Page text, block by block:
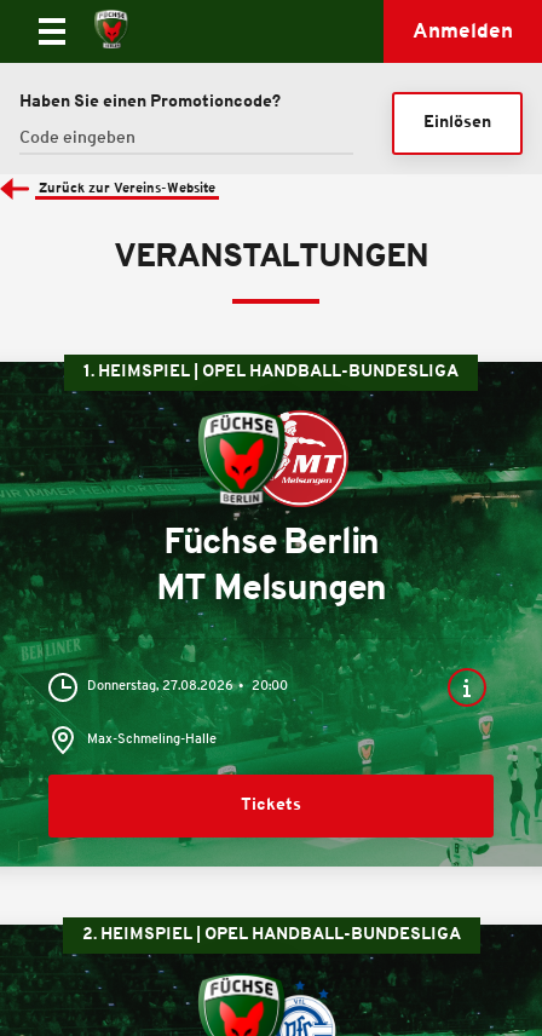
Anmelden
Haben Sie einen Promotioncode?
Einlösen
Zurück zur Vereins-Website
VERANSTALTUNGEN
1. HEIMSPIEL | OPEL HANDBALL-BUNDESLIGA
Füchse Berlin
MT Melsungen
Donnerstag, 27.08.2026 20:00
Max-Schmeling-Halle
Tickets
2. HEIMSPIEL | OPEL HANDBALL-BUNDESLIGA